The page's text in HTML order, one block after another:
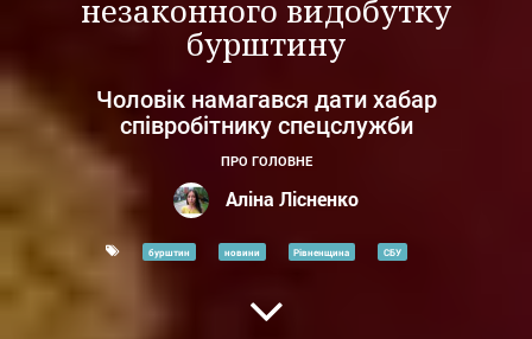
незаконного видобутку
бурштину
Чоловік намагався дати хабар
співробітнику спецслужби
ПРО ГОЛОВНЕ
Аліна Лісненко
бурштин новини Рівненщина СБУ